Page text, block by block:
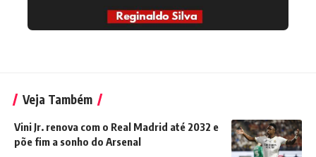
Veja Também
Vini Jr. renova com o Real Madrid até 2032 e
põe fim a sonho do Arsenal